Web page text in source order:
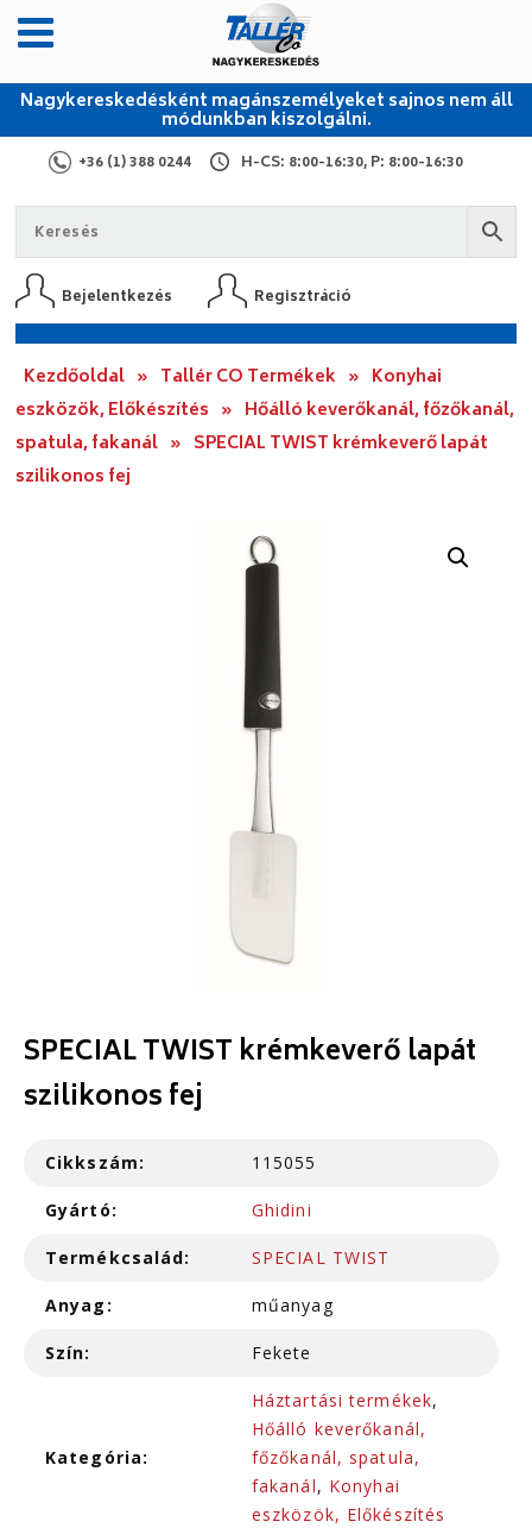
Nagykereskedésként magánszemélyeket sajnos nem áll
módunkban kiszolgálni.
+36 (1) 388 0244 H-CS: 8:00-16:30, P: 8:00-16:30
Bejelentkezés Regisztráció
Kezdőoldal » Tallér CO Termékek » Konyhai
eszközök, Előkészítés » Hőálló keverőkanál, főzőkanál,
spatula, fakanál » SPECIAL TWIST krémkeverő lapát
szilikonos fej
SPECIAL TWIST krémkeverő lapát
szilikonos fej
Cikkszám: 115055
Gyártó: Ghidini
Termékcsalád: SPECIAL TWIST
Anyag: műanyag
Szín: Fekete
Kategória:
Háztartási termékek,
Hőálló keverőkanál,
főzőkanál, spatula,
fakanál, Konyhai
eszközök, Előkészítés